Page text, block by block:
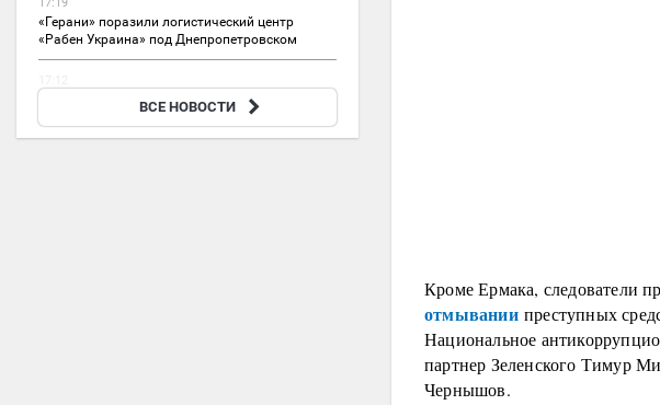
«Герани» поразили логистический центр
«Рабен Украина» под Днепропетровском
Московской пенсионерке запретили жить с 30
ВСЕ НОВОСТИ
Кроме Ермака, следователи
отмываниипреступных
Национальное
партнер Зеленского Тимур
Чернышов.